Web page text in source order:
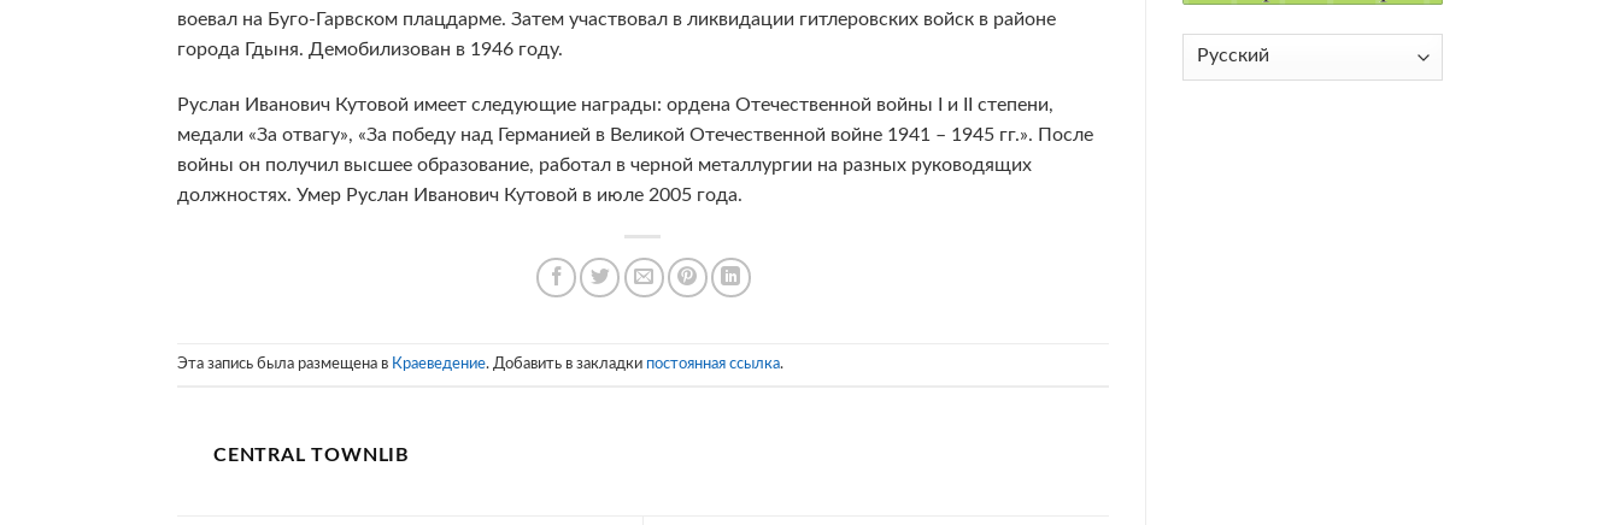
воевал на Буго-Гарвском плацдарме. Затем участвовал в ликвидации гитлеровских войск в районе
города Гдыня. Демобилизован в 1946 году.
Руслан Иванович Кутовой имеет следующие награды: ордена Отечественной войны I и II степени,
медали «За отвагу», «За победу над Германией в Великой Отечественной войне 1941 – 1945 гг.». После
войны он получил высшее образование, работал в черной металлургии на разных руководящих
должностях. Умер Руслан Иванович Кутовой в июле 2005 года.
Эта запись была размещена в Краеведение. Добавить в закладки постоянная ссылка.
CENTRAL TOWNLIB
Выбрать